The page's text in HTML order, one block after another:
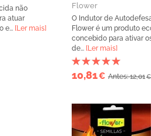
não
atuar
e... [Ler mais]
Flower
O Indutor de
Flower é um produto
concebido para ativar
de... [Ler mais]
10,81€ Antes: 12,01€